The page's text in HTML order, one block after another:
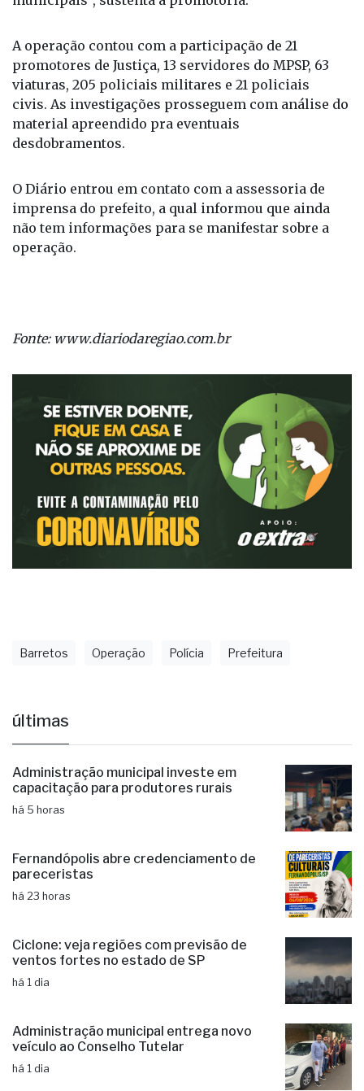
A operação contou com a participação de 21
promotores de Justiça, 13 servidores do MPSP, 63
viaturas, 205 policiais militares e 21 policiais
civis. As investigações prosseguem com análise do
material apreendido pra eventuais
desdobramentos.
O Diário entrou em contato com a assessoria de
imprensa do prefeito, a qual informou que ainda
não tem informações para se manifestar sobre a
operação.
Fonte: www.diariodaregiao.com.br
Barretos Operação Polícia Prefeitura
últimas
Administração municipal investe em
capacitação para produtores rurais
há 5 horas
Fernandópolis abre credenciamento de
pareceristas
há 23 horas
Ciclone: veja regiões com previsão de
ventos fortes no estado de SP
há 1 dia
Administração municipal entrega novo
veículo ao Conselho Tutelar
há 1 dia